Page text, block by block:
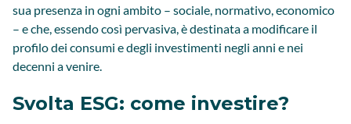
sua presenza in ogni ambito – sociale, normativo, economico
– e che, essendo così pervasiva, è destinata a modificare il
profilo dei consumi e degli investimenti negli anni e nei
decenni a venire.
Svolta ESG: come investire?